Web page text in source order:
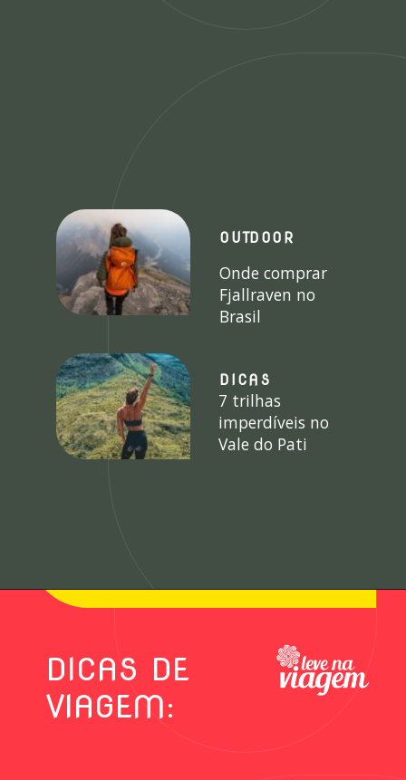
OUTDOOR
Onde comprar
Fjallraven no
Brasil
DICAS
7 trilhas
imperdíveis no
Vale do Pati
DICAS DE
VIAGEM: